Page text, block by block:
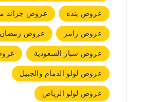
عروض بنده
عروض جراند
عروض رامز
عروض رمضان
عروض سبار السعودية
عروض لولو الدمام والجبيل
عروض لولو الرياض